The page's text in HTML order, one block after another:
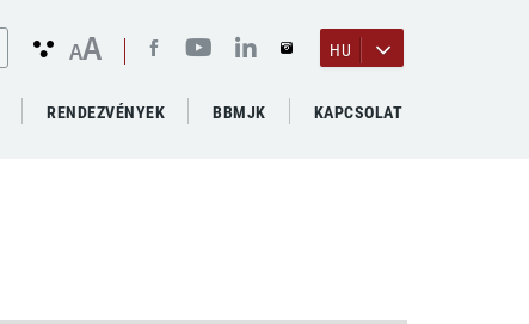
AA HU
RENDEZVÉNYEK BBMJK KAPCSOLAT